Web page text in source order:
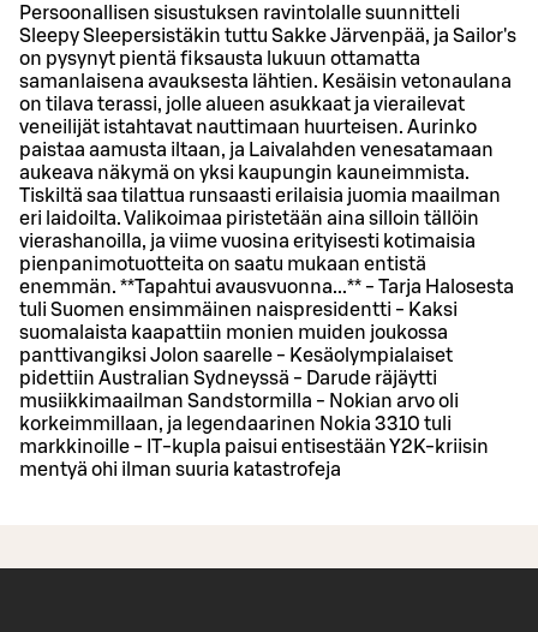
Persoonallisen sisustuksen ravintolalle suunnitteli
Sleepy Sleepersistäkin tuttu Sakke Järvenpää, ja Sailor's
on pysynyt pientä fiksausta lukuun ottamatta
samanlaisena avauksesta lähtien. Kesäisin vetonaulana
on tilava terassi, jolle alueen asukkaat ja vierailevat
veneilijät istahtavat nauttimaan huurteisen. Aurinko
paistaa aamusta iltaan, ja Laivalahden venesatamaan
aukeava näkymä on yksi kaupungin kauneimmista.
Tiskiltä saa tilattua runsaasti erilaisia juomia maailman
eri laidoilta. Valikoimaa piristetään aina silloin tällöin
vierashanoilla, ja viime vuosina erityisesti kotimaisia
pienpanimotuotteita on saatu mukaan entistä
enemmän. **Tapahtui avausvuonna...** - Tarja Halosesta
tuli Suomen ensimmäinen naispresidentti - Kaksi
suomalaista kaapattiin monien muiden joukossa
panttivangiksi Jolon saarelle - Kesäolympialaiset
pidettiin Australian Sydneyssä - Darude räjäytti
musiikkimaailman Sandstormilla - Nokian arvo oli
korkeimmillaan, ja legendaarinen Nokia 3310 tuli
markkinoille - IT-kupla paisui entisestään Y2K-kriisin
mentyä ohi ilman suuria katastrofeja